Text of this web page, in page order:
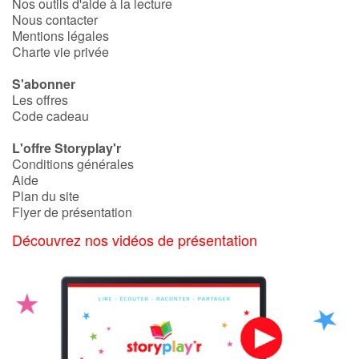
Catalogue anglais
Contraste +
Aide
Accueil
Famille
Médiathèques
Vidéos & Tutoriaux
Nous contacter
Mentions légales
Charte vie privée
S'abonner
Les offres
Code cadeau
L'offre Storyplay'r
Conditions générales
Aide
Plan du site
Flyer de présentation
Découvrez nos vidéos de présentation